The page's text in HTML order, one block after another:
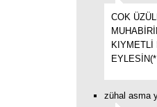
COK
KIYMETLİ
EYLESİN(*
zühal asma